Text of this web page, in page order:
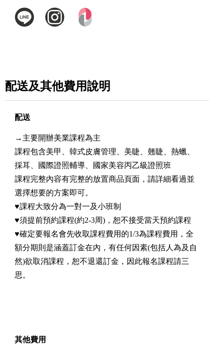
配送及其他費用說明
配送
→主要開辦美業課程為主
課程包含美甲、韓式皮膚管理、美睫、翹睫、熱蠟、
採耳、國際證照輔導、國家美容丙乙級證照班
課程完整內容有完整的放置商品頁面，請詳細看過並
選擇想要的方案即可。
♥課程大致分為一對一及小班制
♥須提前預約課程(約2-3周)，恕不接受當天預約課程
♥確定要報名會先收取課程費用的1/3為課程費用，全
額分期則是涵蓋訂金在內，有任何因素(包括人為及自
然)欲取消課程，恕不退還訂金，因此報名課程請三
思。
其他費用